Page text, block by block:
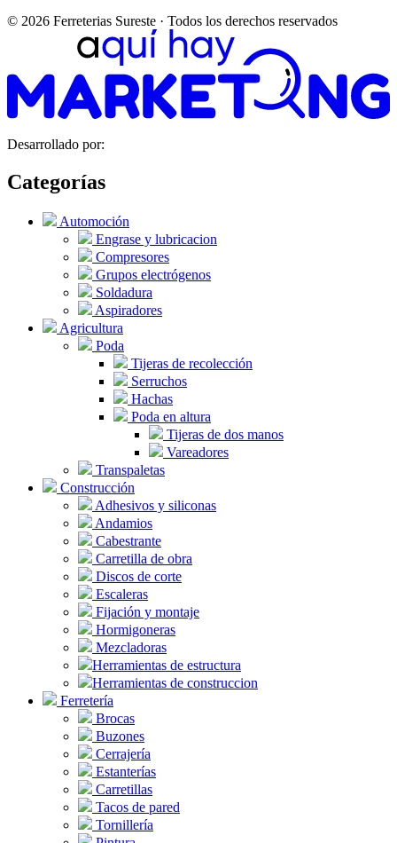
© 2026 Ferreterias Sureste · Todos los derechos reservados
Desarrollado por:
Categorías
Automoción
Engrase y lubricacion
Compresores
Grupos electrógenos
Soldadura
Aspiradores
Agricultura
Poda
Tijeras de recolección
Serruchos
Hachas
Poda en altura
Tijeras de dos manos
Vareadores
Transpaletas
Construcción
Adhesivos y siliconas
Andamios
Cabestrante
Carretilla de obra
Discos de corte
Escaleras
Fijación y montaje
Hormigoneras
Mezcladoras
Herramientas de estructura
Herramientas de construccion
Ferretería
Brocas
Buzones
Cerrajería
Estanterías
Carretillas
Tacos de pared
Tornillería